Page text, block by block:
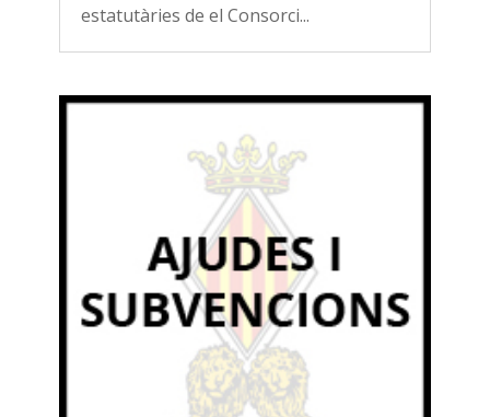
estatutàries de el Consorci...